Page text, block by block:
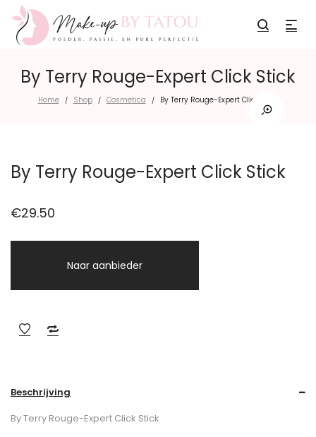
By Terry Rouge-Expert Click Stick
Home / Shop / Cosmetica / By Terry Rouge-Expert Click Stick
By Terry Rouge-Expert Click Stick
€29.50
Naar aanbieder
Beschrijving
By Terry Rouge-Expert Click Stick